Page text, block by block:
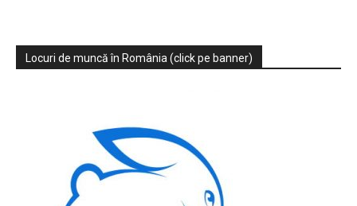
Locuri de muncă în România (click pe banner)